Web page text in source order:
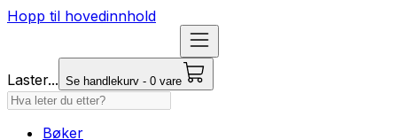
Hopp til hovedinnhold
Laster... Se handlekurv - 0 vare
Bøker